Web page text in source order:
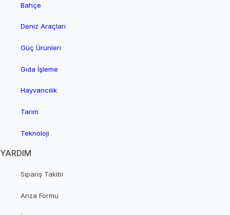
Bahçe
Deniz Araçları
Güç Ürünleri
Gıda İşleme
Hayvancılık
Tarım
Teknoloji
YARDIM
Sipariş Takibi
Arıza Formu